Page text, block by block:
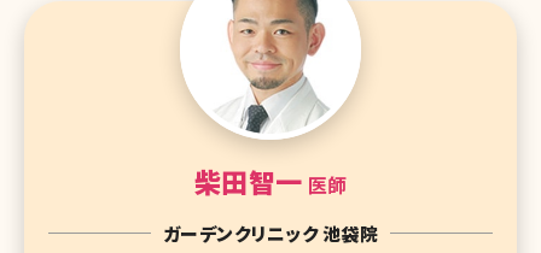
柴田智一 医師
ガーデンクリニック 池袋院